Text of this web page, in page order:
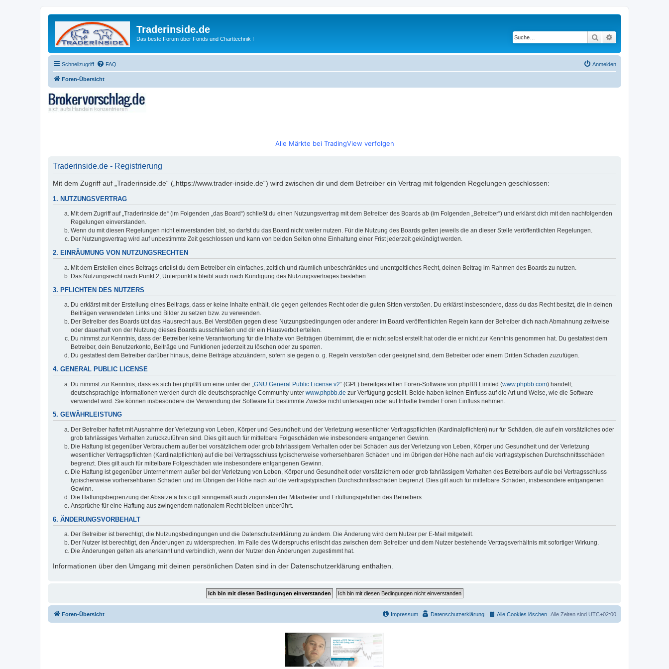
Traderinside.de
Das beste Forum über Fonds und Charttechnik ! Suche
Schnellzugriff FAQ Anmelden
Foren-Übersicht
Alle Märkte bei TradingView verfolgen
Traderinside.de - Registrierung
Mit dem Zugriff auf „Traderinside.de“ („https://www.trader-inside.de“) wird zwischen dir und dem Betreiber ein Vertrag mit folgenden Regelungen geschlossen:
1. NUTZUNGSVERTRAG
Mit dem Zugriff auf „Traderinside.de“ (im Folgenden „das Board“) schließt du einen Nutzungsvertrag mit dem Betreiber des Boards ab (im Folgenden „Betreiber“) und erklärst dich mit den nachfolgenden
Regelungen einverstanden.
Wenn du mit diesen Regelungen nicht einverstanden bist, so darfst du das Board nicht weiter nutzen. Für die Nutzung des Boards gelten jeweils die an dieser Stelle veröffentlichten Regelungen.
Der Nutzungsvertrag wird auf unbestimmte Zeit geschlossen und kann von beiden Seiten ohne Einhaltung einer Frist jederzeit gekündigt werden.
2. EINRÄUMUNG VON NUTZUNGSRECHTEN
Mit dem Erstellen eines Beitrags erteilst du dem Betreiber ein einfaches, zeitlich und räumlich unbeschränktes und unentgeltliches Recht, deinen Beitrag im Rahmen des Boards zu nutzen.
Das Nutzungsrecht nach Punkt 2, Unterpunkt a bleibt auch nach Kündigung des Nutzungsvertrages bestehen.
3. PFLICHTEN DES NUTZERS
Du erklärst mit der Erstellung eines Beitrags, dass er keine Inhalte enthält, die gegen geltendes Recht oder die guten Sitten verstoßen. Du erklärst insbesondere, dass du das Recht besitzt, die in deinen
Beiträgen verwendeten Links und Bilder zu setzen bzw. zu verwenden.
Der Betreiber des Boards übt das Hausrecht aus. Bei Verstößen gegen diese Nutzungsbedingungen oder anderer im Board veröffentlichten Regeln kann der Betreiber dich nach Abmahnung zeitweise
oder dauerhaft von der Nutzung dieses Boards ausschließen und dir ein Hausverbot erteilen.
Du nimmst zur Kenntnis, dass der Betreiber keine Verantwortung für die Inhalte von Beiträgen übernimmt, die er nicht selbst erstellt hat oder die er nicht zur Kenntnis genommen hat. Du gestattest dem
Betreiber, dein Benutzerkonto, Beiträge und Funktionen jederzeit zu löschen oder zu sperren.
Du gestattest dem Betreiber darüber hinaus, deine Beiträge abzuändern, sofern sie gegen o. g. Regeln verstoßen oder geeignet sind, dem Betreiber oder einem Dritten Schaden zuzufügen.
4. GENERAL PUBLIC LICENSE
Du nimmst zur Kenntnis, dass es sich bei phpBB um eine unter der „ GNU General Public License v2“ (GPL) bereitgestellten Foren-Software von phpBB Limited (www.phpbb.com) handelt;
deutschsprachige Informationen werden durch die deutschsprachige Community unter www.phpbb.de zur Verfügung gestellt. Beide haben keinen Einfluss auf die Art und Weise, wie die Software
verwendet wird. Sie können insbesondere die Verwendung der Software für bestimmte Zwecke nicht untersagen oder auf Inhalte fremder Foren Einfluss nehmen.
5. GEWÄHRLEISTUNG
Der Betreiber haftet mit Ausnahme der Verletzung von Leben, Körper und Gesundheit und der Verletzung wesentlicher Vertragspflichten (Kardinalpflichten) nur für Schäden, die auf ein vorsätzliches oder
grob fahrlässiges Verhalten zurückzuführen sind. Dies gilt auch für mittelbare Folgeschäden wie insbesondere entgangenen Gewinn.
Die Haftung ist gegenüber Verbrauchern außer bei vorsätzlichem oder grob fahrlässigem Verhalten oder bei Schäden aus der Verletzung von Leben, Körper und Gesundheit und der Verletzung
wesentlicher Vertragspflichten (Kardinalpflichten) auf die bei Vertragsschluss typischerweise vorhersehbaren Schäden und im übrigen der Höhe nach auf die vertragstypischen Durchschnittsschäden
begrenzt. Dies gilt auch für mittelbare Folgeschäden wie insbesondere entgangenen Gewinn.
Die Haftung ist gegenüber Unternehmern außer bei der Verletzung von Leben, Körper und Gesundheit oder vorsätzlichem oder grob fahrlässigem Verhalten des Betreibers auf die bei Vertragsschluss
typischerweise vorhersehbaren Schäden und im Übrigen der Höhe nach auf die vertragstypischen Durchschnittsschäden begrenzt. Dies gilt auch für mittelbare Schäden, insbesondere entgangenen
Gewinn.
Die Haftungsbegrenzung der Absätze a bis c gilt sinngemäß auch zugunsten der Mitarbeiter und Erfüllungsgehilfen des Betreibers.
Ansprüche für eine Haftung aus zwingendem nationalem Recht bleiben unberührt.
6. ÄNDERUNGSVORBEHALT
Der Betreiber ist berechtigt, die Nutzungsbedingungen und die Datenschutzerklärung zu ändern. Die Änderung wird dem Nutzer per E-Mail mitgeteilt.
Der Nutzer ist berechtigt, den Änderungen zu widersprechen. Im Falle des Widerspruchs erlischt das zwischen dem Betreiber und dem Nutzer bestehende Vertragsverhältnis mit sofortiger Wirkung.
Die Änderungen gelten als anerkannt und verbindlich, wenn der Nutzer den Änderungen zugestimmt hat.
Informationen über den Umgang mit deinen persönlichen Daten sind in der Datenschutzerklärung enthalten.
Foren-Übersicht Alle Zeiten sind UTC+02:00
Alle Cookies löschen
Datenschutzerklärung
Impressum